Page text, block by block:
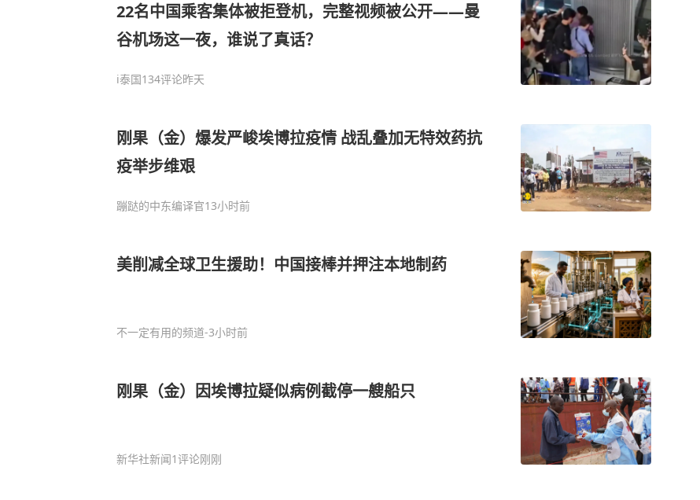
22名中国乘客集体被拒登机，完整视频被公开——曼
谷机场这一夜，谁说了真话？
i泰国134评论昨天
刚果（金）爆发严峻埃博拉疫情 战乱叠加无特效药抗
疫举步维艰
蹦跶的中东编译官13小时前
美削减全球卫生援助！中国接棒并押注本地制药
不一定有用的频道-3小时前
刚果（金）因埃博拉疑似病例截停一艘船只
新华社新闻1评论刚刚